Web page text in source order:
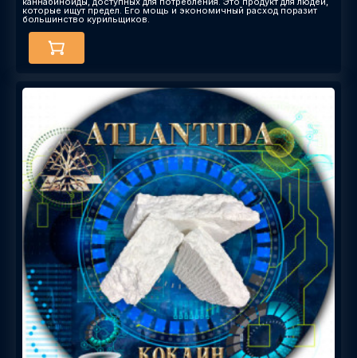
которые ищут предел. Его мощь и экономичный расход поразит
большинство курильщиков.